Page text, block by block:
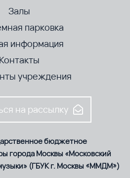
Залы
парковка
информация
Контакты
учреждения
на рассылку
бюджетное
города Москвы «Московский
(ГБУК г. Москвы «ММДМ»)